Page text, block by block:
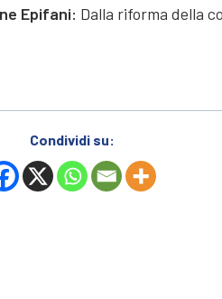
Epifani: Dalla riforma della
Condividi su: